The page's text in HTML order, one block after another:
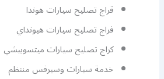
قراج تصليح سيارات هوندا
فراج تصليح سيارات هيونداي
كراج تصليح سيارات ميتسوبيشي
خدمة سيارات وسيرفس منتظم